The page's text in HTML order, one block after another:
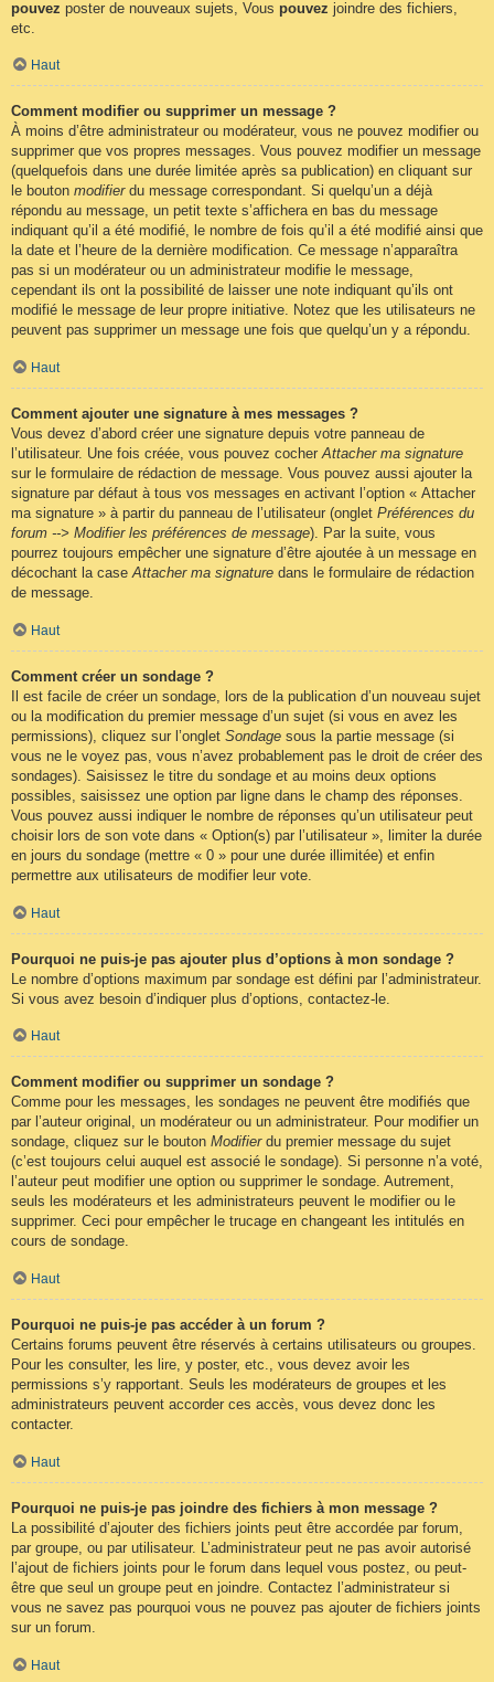
pouvez poster de nouveaux sujets, Vous pouvez joindre des fichiers,
etc.
Haut
Comment modifier ou supprimer un message ?
À moins d’être administrateur ou modérateur, vous ne pouvez modifier ou
supprimer que vos propres messages. Vous pouvez modifier un message
(quelquefois dans une durée limitée après sa publication) en cliquant sur
le bouton modifierdu message correspondant. Si quelqu’un a déjà
répondu au message, un petit texte s’affichera en bas du message
indiquant qu’il a été modifié, le nombre de fois qu’il a été modifié ainsi que
la date et l’heure de la dernière modification. Ce message n’apparaîtra
pas si un modérateur ou un administrateur modifie le message,
cependant ils ont la possibilité de laisser une note indiquant qu’ils ont
modifié le message de leur propre initiative. Notez que les utilisateurs ne
peuvent pas supprimer un message une fois que quelqu’un y a répondu.
Haut
Comment ajouter une signature à mes messages ?
Vous devez d’abord créer une signature depuis votre panneau de
l’utilisateur. Une fois créée, vous pouvez cocherAttacher ma signature
sur le formulaire de rédaction de message. Vous pouvez aussi ajouter la
signature par défaut à tous vos messages en activant l’option « Attacher
ma signature » à partir du panneau de l’utilisateur (onglet Préférences du
forum --> Modifier les préférences de message). Par la suite, vous
pourrez toujours empêcher une signature d’être ajoutée à un message en
décochant la caseAttacher ma signature dans le formulaire de rédaction
de message.
Haut
Comment créer un sondage ?
Il est facile de créer un sondage, lors de la publication d’un nouveau sujet
ou la modification du premier message d’un sujet (si vous en avez les
permissions), cliquez sur l’onglet Sondage sous la partie message (si
vous ne le voyez pas, vous n’avez probablement pas le droit de créer des
sondages). Saisissez le titre du sondage et au moins deux options
possibles, saisissez une option par ligne dans le champ des réponses.
Vous pouvez aussi indiquer le nombre de réponses qu’un utilisateur peut
choisir lors de son vote dans « Option(s) par l’utilisateur », limiter la durée
en jours du sondage (mettre « 0 » pour une durée illimitée) et enfin
permettre aux utilisateurs de modifier leur vote.
Haut
Pourquoi ne puis-je pas ajouter plus d’options à mon sondage ?
Le nombre d’options maximum par sondage est défini par l’administrateur.
Si vous avez besoin d’indiquer plus d’options, contactez-le.
Haut
Comment modifier ou supprimer un sondage ?
Comme pour les messages, les sondages ne peuvent être modifiés que
par l’auteur original, un modérateur ou un administrateur. Pour modifier un
sondage, cliquez sur le bouton Modifierdu premier message du sujet
(c’est toujours celui auquel est associé le sondage). Si personne n’a voté,
l’auteur peut modifier une option ou supprimer le sondage. Autrement,
seuls les modérateurs et les administrateurs peuvent le modifier ou le
supprimer. Ceci pour empêcher le trucage en changeant les intitulés en
cours de sondage.
Haut
Pourquoi ne puis-je pas accéder à un forum ?
Certains forums peuvent être réservés à certains utilisateurs ou groupes.
Pour les consulter, les lire, y poster, etc., vous devez avoir les
permissions s’y rapportant. Seuls les modérateurs de groupes et les
administrateurs peuvent accorder ces accès, vous devez donc les
contacter.
Haut
Pourquoi ne puis-je pas joindre des fichiers à mon message ?
La possibilité d’ajouter des fichiers joints peut être accordée par forum,
par groupe, ou par utilisateur. L’administrateur peut ne pas avoir autorisé
l’ajout de fichiers joints pour le forum dans lequel vous postez, ou peut-
être que seul un groupe peut en joindre. Contactez l’administrateur si
vous ne savez pas pourquoi vous ne pouvez pas ajouter de fichiers joints
sur un forum.
Haut